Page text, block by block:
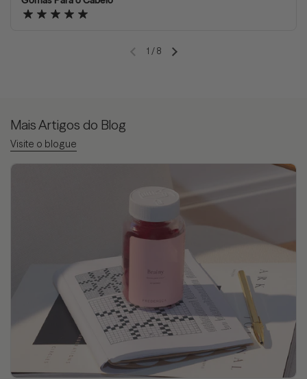
Slide anteriorPróximo slide
1 / 8
Mais Artigos do Blog
Visite o blogue